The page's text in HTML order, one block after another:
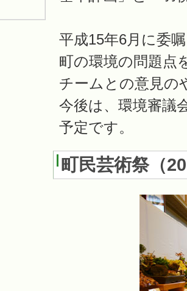
平成15年6月に委
町の環境の問題点
チームとの意見の
今後は、環境審議
予定です。
町民芸術祭（